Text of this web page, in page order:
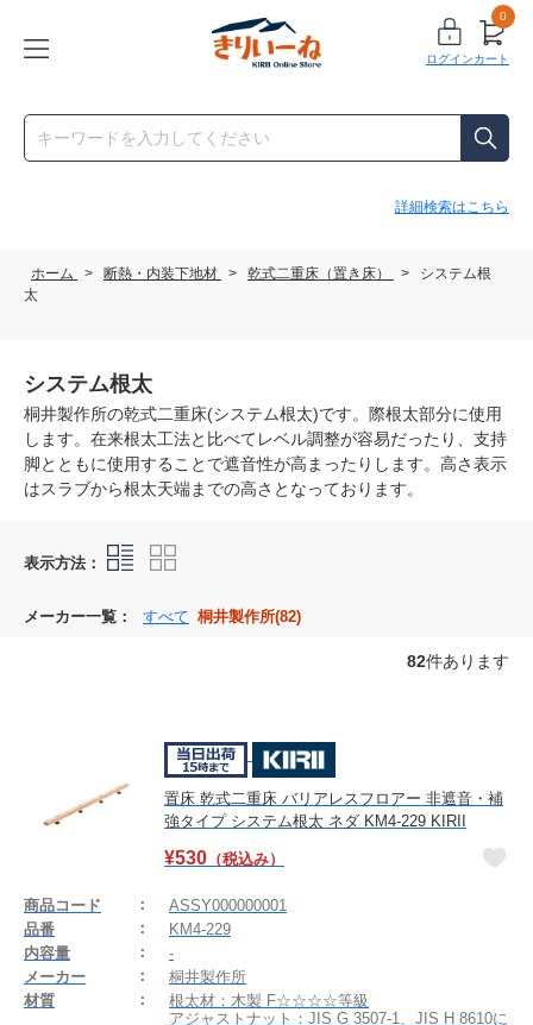
ログイン
0
カート
詳細検索はこちら
ホーム > 断熱・内装下地材 > 乾式二重床（置き床） >
システム根
太
システム根太
桐井製作所の乾式二重床(システム根太)です。際根太部分に使用
します。在来根太工法と比べてレベル調整が容易だったり、支持
脚とともに使用することで遮音性が高まったりします。高さ表示
はスラブから根太天端までの高さとなっております。
表示方法：
メーカー一覧： すべて 桐井製作所(82)
82件あります
置床 乾式二重床 バリアレスフロアー 非遮音・補
強タイプ システム根太 ネダ KM4-229 KIRII
¥530 （税込み）
商品コード
ASSY000000001
品番
KM4-229
内容量
-
メーカー
桐井製作所
材質
根太材：木製 F☆☆☆☆等級
アジャストナット：JIS G 3507-1、JIS H 8610に